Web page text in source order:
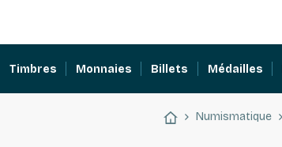
Timbres Monnaies Billets Médailles
Numismatique